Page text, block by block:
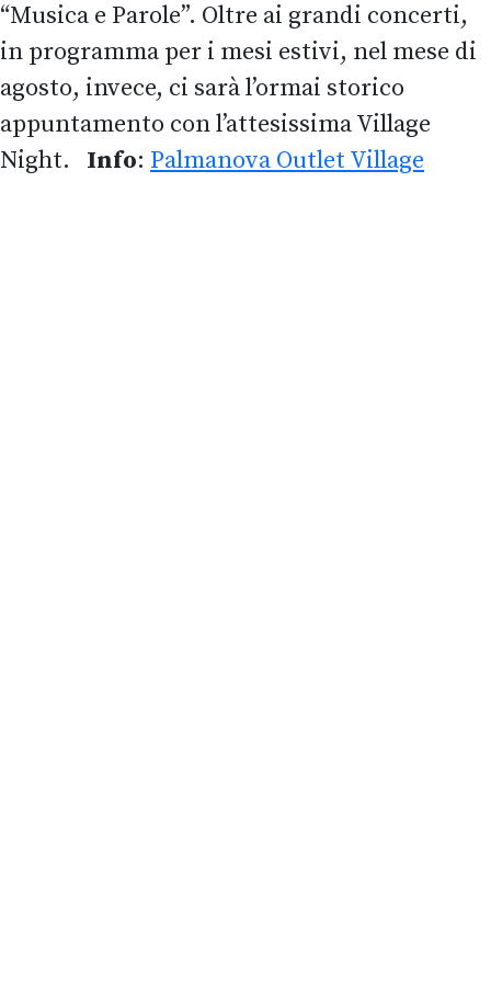
“Musica e Parole”. Oltre ai grandi concerti,
in programma per i mesi estivi, nel mese di
agosto, invece, ci sarà l’ormai storico
appuntamento con l’attesissima Village
Night. Info: Palmanova Outlet Village